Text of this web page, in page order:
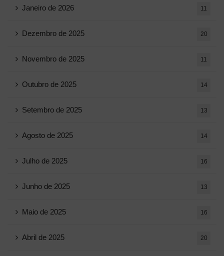
Janeiro de 2026 11
Dezembro de 2025 20
Novembro de 2025 11
Outubro de 2025 14
Setembro de 2025 13
Agosto de 2025 14
Julho de 2025 16
Junho de 2025 13
Maio de 2025 16
Abril de 2025 20